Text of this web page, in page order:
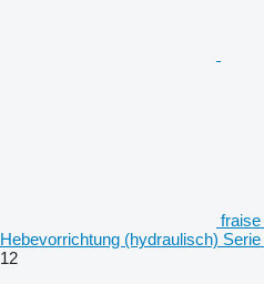
Hebevorrichtung (hydraulisch)
12